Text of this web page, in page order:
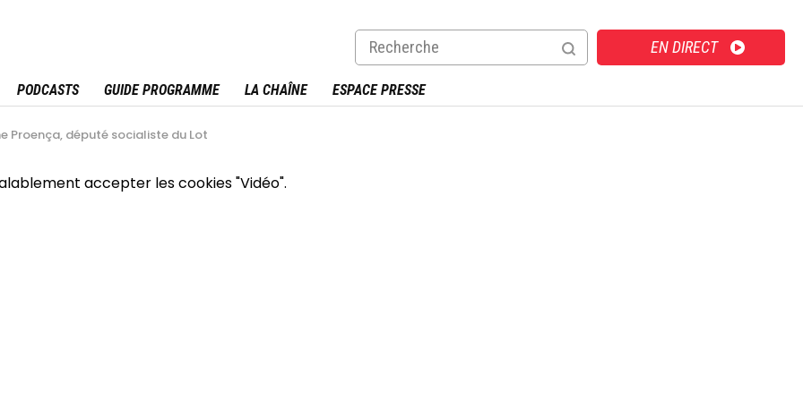
EN DIRECT
PODCASTS GUIDE PROGRAMME LA CHAÎNE ESPACE PRESSE
Proença, député socialiste du Lot
accepter les cookies "Vidéo".